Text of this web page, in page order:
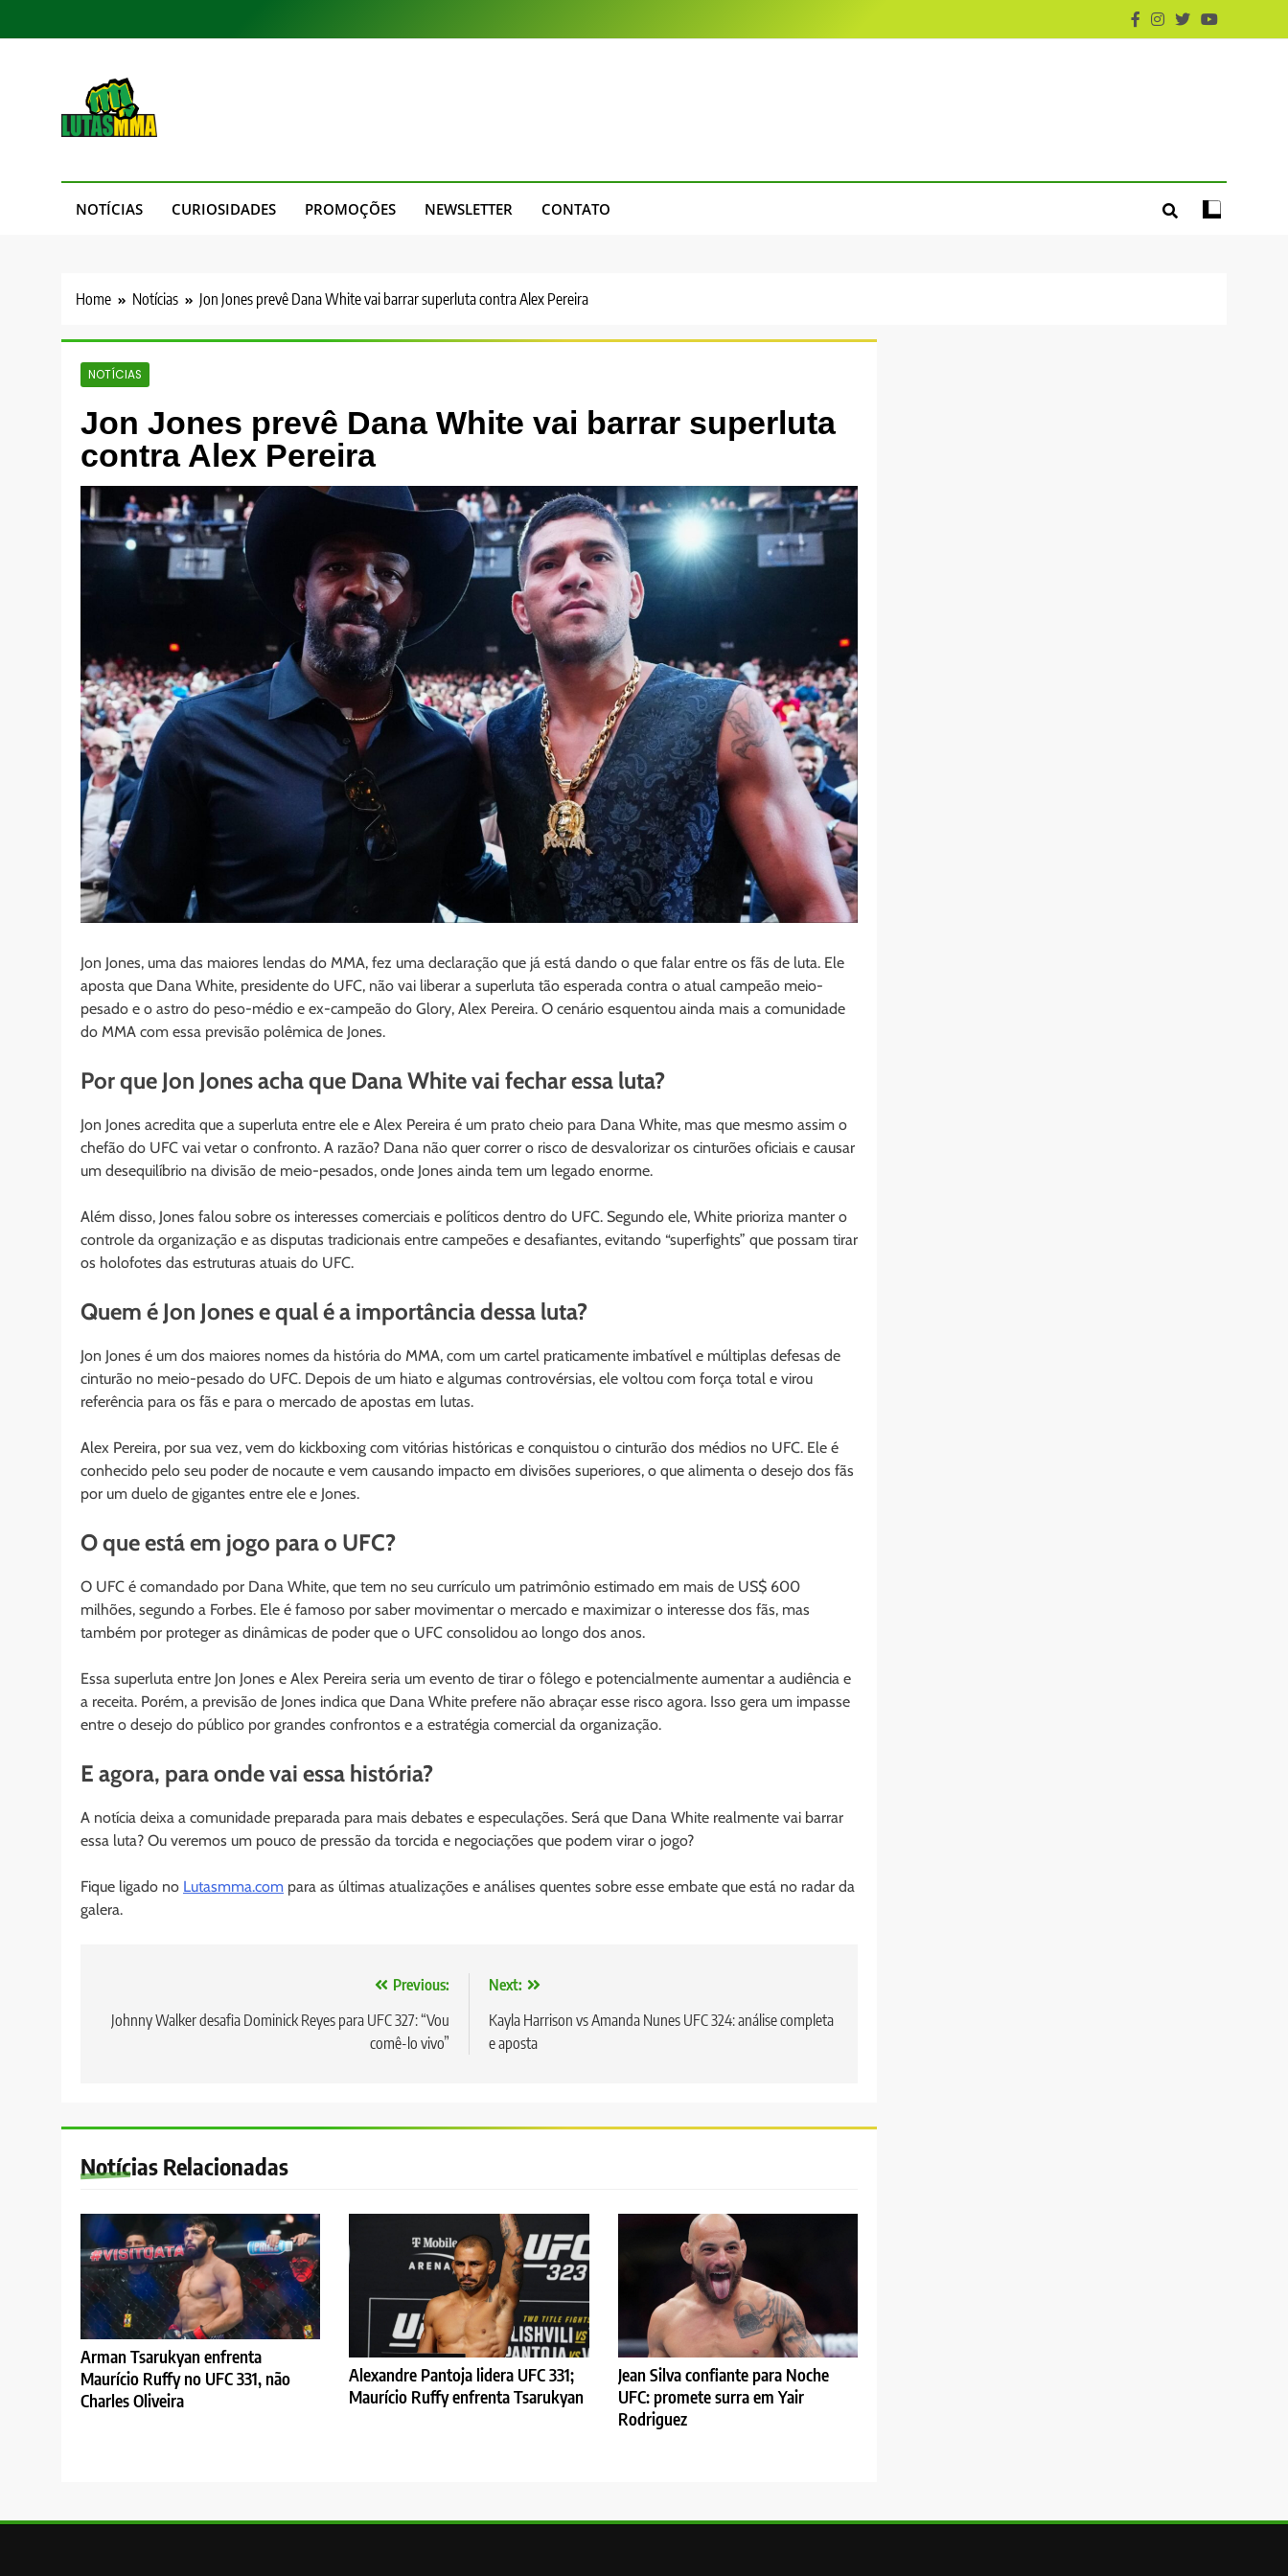
to
NOTÍCIAS CURIOSIDADES PROMOÇÕES NEWSLETTER CONTATO
Home Notícias Jon Jones prevê Dana White vai barrar superluta contra Alex Pereira
NOTÍCIAS
Jon Jones prevê Dana White vai barrar superluta
contra Alex Pereira
Jon Jones, uma das maiores lendas do MMA, fez uma declaração que já está dando o que falar entre os fãs de luta. Ele
aposta que Dana White, presidente do UFC, não vai liberar a superluta tão esperada contra o atual campeão meio-
pesado e o astro do peso-médio e ex-campeão do Glory, Alex Pereira. O cenário esquentou ainda mais a comunidade
do MMA com essa previsão polêmica de Jones.
Por que Jon Jones acha que Dana White vai fechar essa luta?
Jon Jones acredita que a superluta entre ele e Alex Pereira é um prato cheio para Dana White, mas que mesmo assim o
chefão do UFC vai vetar o confronto. A razão? Dana não quer correr o risco de desvalorizar os cinturões oficiais e causar
um desequilíbrio na divisão de meio-pesados, onde Jones ainda tem um legado enorme.
Além disso, Jones falou sobre os interesses comerciais e políticos dentro do UFC. Segundo ele, White prioriza manter o
controle da organização e as disputas tradicionais entre campeões e desafiantes, evitando “superfights” que possam tirar
os holofotes das estruturas atuais do UFC.
Quem é Jon Jones e qual é a importância dessa luta?
Jon Jones é um dos maiores nomes da história do MMA, com um cartel praticamente imbatível e múltiplas defesas de
cinturão no meio-pesado do UFC. Depois de um hiato e algumas controvérsias, ele voltou com força total e virou
referência para os fãs e para o mercado de apostas em lutas.
Alex Pereira, por sua vez, vem do kickboxing com vitórias históricas e conquistou o cinturão dos médios no UFC. Ele é
conhecido pelo seu poder de nocaute e vem causando impacto em divisões superiores, o que alimenta o desejo dos fãs
por um duelo de gigantes entre ele e Jones.
O que está em jogo para o UFC?
O UFC é comandado por Dana White, que tem no seu currículo um patrimônio estimado em mais de US$ 600
milhões, segundo a Forbes. Ele é famoso por saber movimentar o mercado e maximizar o interesse dos fãs, mas
também por proteger as dinâmicas de poder que o UFC consolidou ao longo dos anos.
Essa superluta entre Jon Jones e Alex Pereira seria um evento de tirar o fôlego e potencialmente aumentar a audiência e
a receita. Porém, a previsão de Jones indica que Dana White prefere não abraçar esse risco agora. Isso gera um impasse
entre o desejo do público por grandes confrontos e a estratégia comercial da organização.
E agora, para onde vai essa história?
A notícia deixa a comunidade preparada para mais debates e especulações. Será que Dana White realmente vai barrar
essa luta? Ou veremos um pouco de pressão da torcida e negociações que podem virar o jogo?
Fique ligado no Lutasmma.com para as últimas atualizações e análises quentes sobre esse embate que está no radar da
galera.
de
Previous:
Johnny Walker desafia Dominick Reyes para UFC 327: “Vou
comê-lo vivo”
Next:
Kayla Harrison vs Amanda Nunes UFC 324: análise completa
e aposta
Notícias Relacionadas
Arman Tsarukyan enfrenta
Maurício Ruffy no UFC 331, não
Charles Oliveira
Alexandre Pantoja lidera UFC 331;
Maurício Ruffy enfrenta Tsarukyan
Jean Silva confiante para Noche
UFC: promete surra em Yair
Rodriguez